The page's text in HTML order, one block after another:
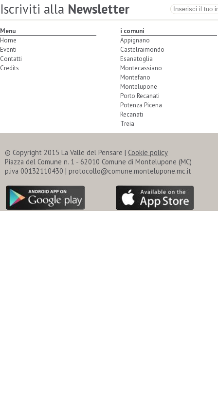
Iscriviti alla Newsletter
Menu
Home
Eventi
Contatti
Credits
i comuni
Appignano
Castelraimondo
Esanatoglia
Montecassiano
Montefano
Montelupone
Porto Recanati
Potenza Picena
Recanati
Treia
© Copyright 2015 La Valle del Pensare | Cookie policy
Piazza del Comune n. 1 - 62010 Comune di Montelupone (MC)
p.iva 00132110430 | protocollo@comune.montelupone.mc.it